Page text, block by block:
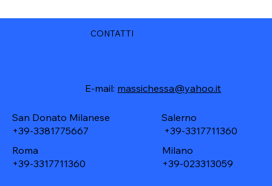
Milano
+39-023313059
San Donato Milanese
+39-3381775667
CONTATTI
Roma
+39-3317711360
Salerno
+39-3317711360
E-mail: massichessa@yahoo.it